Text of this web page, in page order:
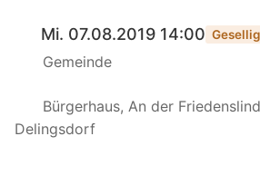
Mi. 07.08.2019 14:00
Gemeinde
Bürgerhaus, An der
Delingsdorf